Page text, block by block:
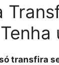
transfira